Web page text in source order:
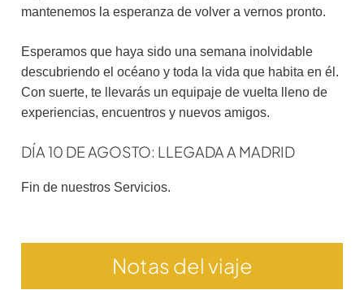
mantenemos la esperanza de volver a vernos pronto.
Esperamos que haya sido una semana inolvidable
descubriendo el océano y toda la vida que habita en él.
Con suerte, te llevarás un equipaje de vuelta lleno de
experiencias, encuentros y nuevos amigos.
DÍA 10 DE AGOSTO: LLEGADA A MADRID
Fin de nuestros Servicios.
Notas del viaje